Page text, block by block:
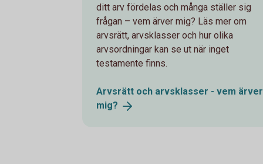
ditt arv fördelas och många ställer sig
frågan – vem ärver mig? Läs mer om
arvsrätt, arvsklasser och hur olika
arvsordningar kan se ut när inget
testamente finns.
Arvsrätt och arvsklasser - vem ärver
mig?